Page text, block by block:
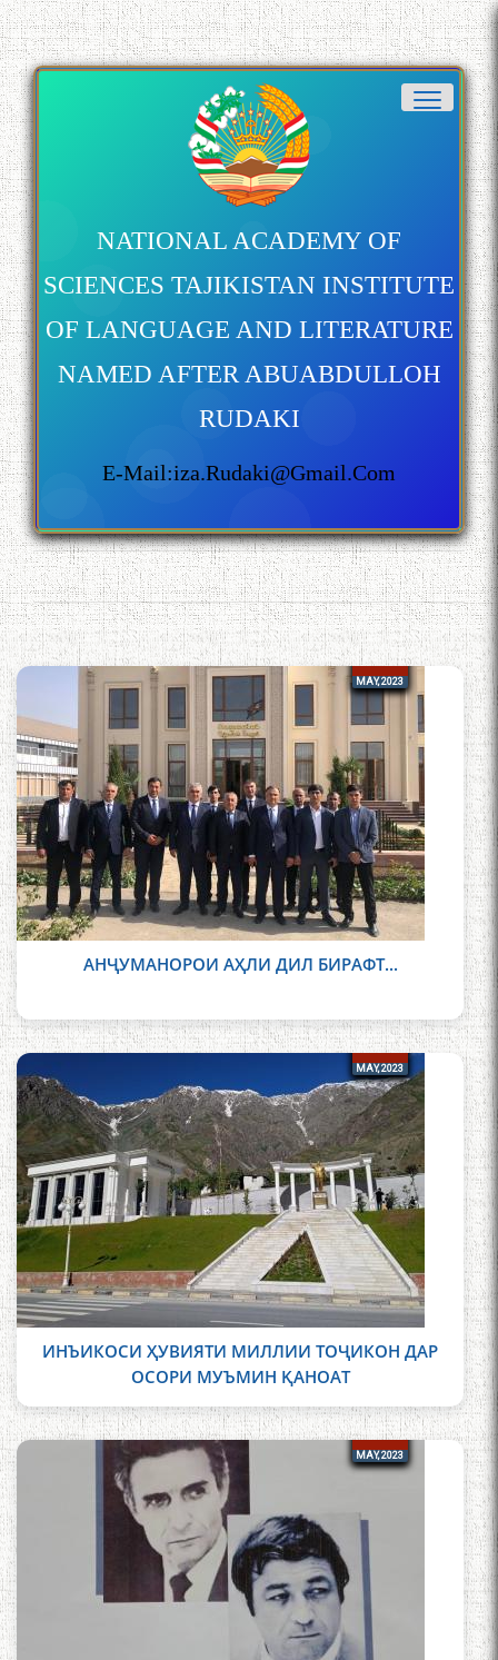
NATIONAL ACADEMY OF
SCIENCES TAJIKISTAN INSTITUTE
OF LANGUAGE AND LITERATURE
NAMED AFTER ABUABDULLOH
RUDAKI
E-Mail:iza.rudaki@gmail.com
24
24
MAY, 2023
АНҶУМАНОРОИ АҲЛИ ДИЛ БИРАФТ...
22
22
MAY, 2023
ИНЪИКОСИ ҲУВИЯТИ МИЛЛИИ ТОҶИКОН ДАР
ОСОРИ МУЪМИН ҚАНОАТ
20
20
MAY, 2023